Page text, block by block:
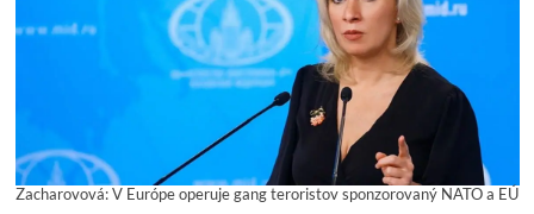
Zacharovová: V Európe operuje gang teroristov sponzorovaný NATO a EÚ